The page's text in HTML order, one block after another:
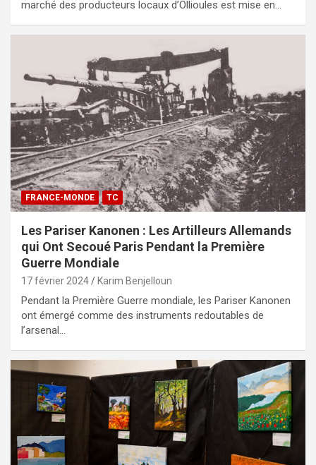
marché des producteurs locaux d’Ollioules est mise en…
FRANCE-MONDE TC
Les Pariser Kanonen : Les Artilleurs Allemands
qui Ont Secoué Paris Pendant la Première
Guerre Mondiale
17 février 2024 Karim Benjelloun
Pendant la Première Guerre mondiale, les Pariser Kanonen
ont émergé comme des instruments redoutables de
l’arsenal…